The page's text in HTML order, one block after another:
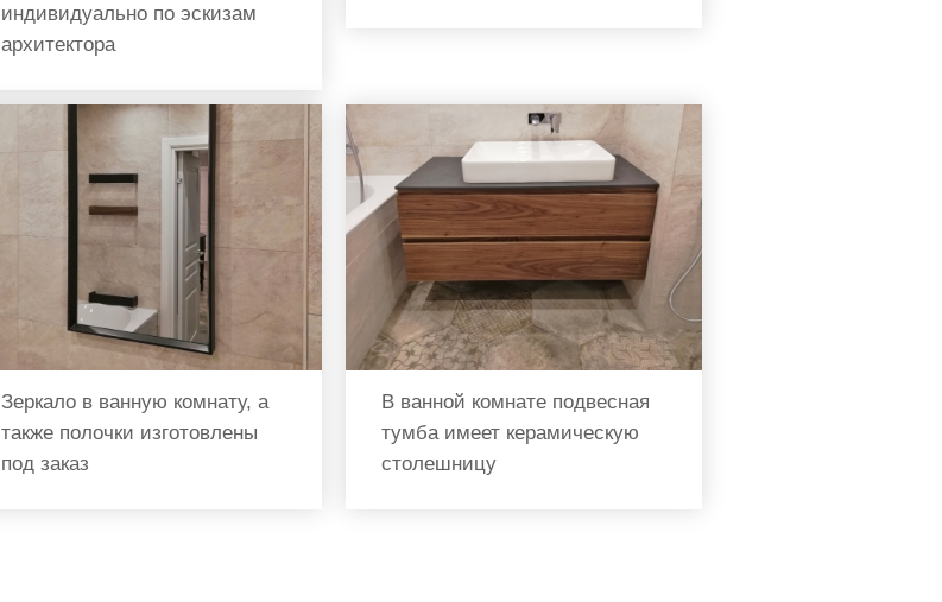
индивидуально по эскизам
архитектора
Зеркало в ванную комнату, а
также полочки изготовлены
под заказ
В ванной комнате подвесная
тумба имеет керамическую
столешницу